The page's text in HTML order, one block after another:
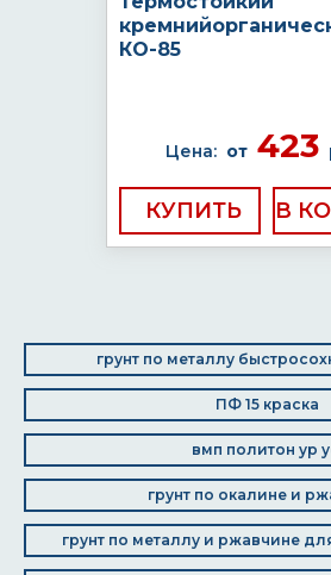
КО-85
Цена: от423
КУПИТЬ
грунт по металлу
ПФ 15 краска
вмп политон ур
грунт по окалине и
грунт по металлу и ржавчине